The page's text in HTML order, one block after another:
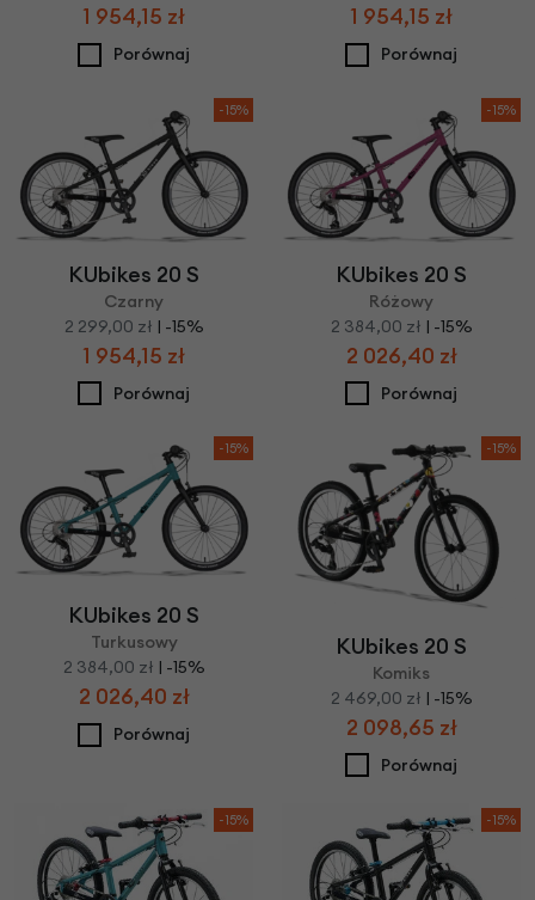
1 954,15 zł
Porównaj
1 954,15 zł
Porównaj
-15%
KUbikes 20 S
Czarny
2 299,00 zł | -15%
1 954,15 zł
Porównaj
-15%
KUbikes 20 S
Różowy
2 384,00 zł | -15%
2 026,40 zł
Porównaj
-15%
KUbikes 20 S
Turkusowy
2 384,00 zł | -15%
2 026,40 zł
Porównaj
-15%
KUbikes 20 S
Komiks
2 469,00 zł | -15%
2 098,65 zł
Porównaj
-15% -15%